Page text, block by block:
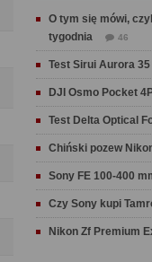
O tym się mówi,
tygodnia
46
Test Sirui Aurora
DJI Osmo Pocket
Test Delta Optical
Chiński pozew
Sony FE 100-400
Czy Sony kupi
Nikon Zf Premium